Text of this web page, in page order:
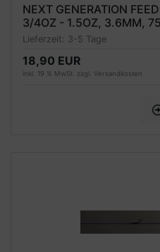
NEXT GENERATION
3/4OZ - 1.5OZ, 3.6MM,
Lieferzeit: 3-5 Tage
18,90 EUR
inkl. 19 % MwSt. zzgl. Versandkosten